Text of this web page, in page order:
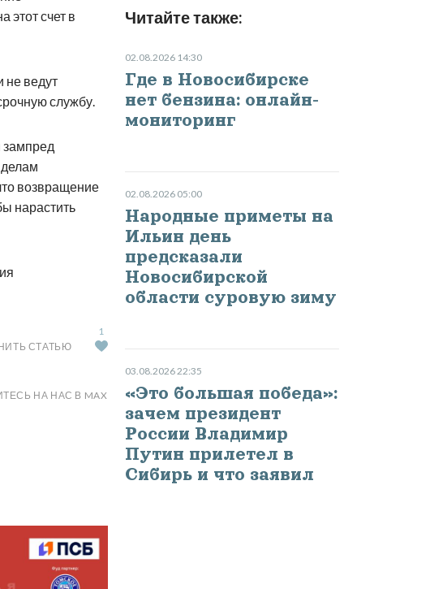
этот счет в
не ведут
службу.
зампред
возвращение
нарастить
СТАТЬЮ
1
НА НАС В MAX
Читайте также:
02.08.2026 14:30
Где в Новосибирске
нет бензина: онлайн-
мониторинг
02.08.2026 05:00
Народные приметы на
Ильин день
предсказали
Новосибирской
области суровую зиму
03.08.2026 22:35
«Это большая победа»:
зачем президент
России Владимир
Путин прилетел в
Сибирь и что заявил